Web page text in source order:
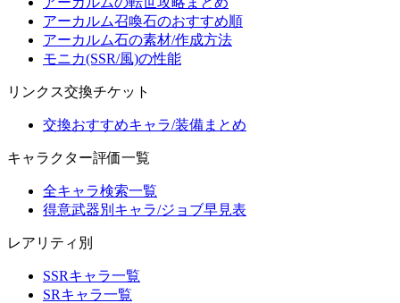
アーカルム召喚石のおすすめ順
アーカルム石の素材/作成方法
モニカ(SSR/風)の性能
リンクス交換チケット
交換おすすめキャラ/装備まとめ
キャラクター評価一覧
全キャラ検索一覧
得意武器別キャラ/ジョブ早見表
レアリティ別
SSRキャラ一覧
SRキャラ一覧